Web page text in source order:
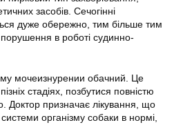
засобів. Сечогінні
дуже обережно, тим більше тим
в роботі судинно-
мочеизнурении обачний. Це
стадіях, позбутися повністю
Доктор призначає лікування, що
організму собаки в нормі,